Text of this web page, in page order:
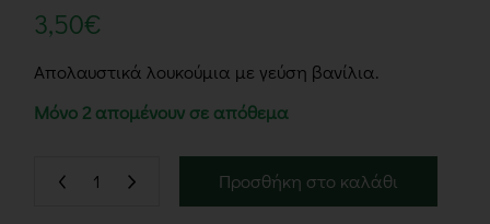
3,50€
Απολαυστικά λουκούμια με γεύση βανίλια.
Μόνο 2 απομένουν σε απόθεμα
Προσθήκη στο καλάθι